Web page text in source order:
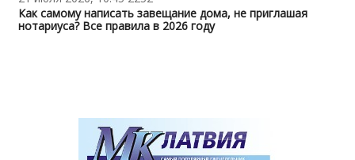
Как самому написать завещание дома, не приглашая
нотариуса? Все правила в 2026 году